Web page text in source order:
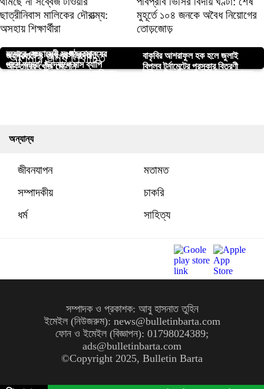
ছাত্রীনিবাস মালিকের দৌরাত্ম্য:
অসহায় শিক্ষার্থীরা
মুহূর্তে ১০৪ জনকে অবৈধ নিয়োগের
তোড়জোড়
আপনার জন্য নির্বাচিত
জয়পুরহাটে ৪ বছর বয়সী রদিয়া
আক্তারের খোঁজ মেলেনি
বাকৃবির আশরাফুল হক হলে জুলাই
বিপ্লব টুর্নামেন্টের পুরস্কার বিতরণী
যশোরে সেচ্ছাসেবী সংগঠন ‘মানুষের
পাশে আমরা’ উদ্যোগে মাস ব্যাপি
বেনাপোল পোর্ট থানার সেকেন্ড অফিসার
ইবিতে আদর্শ সমাজ বিনির্মানে তরুণদের
অন্যান্য
জীবনযাপন
মতামত
সম্পাদকীয়
চাকরি
ধর্ম
সাহিত্য
সম্পাদক ও প্রকাশক: আবু হাসনাত তুহিন
ইমেইল (নিউজরুম): news@bulletinbarta.com
ফোন ও ইমেইল (বিজ্ঞাপন): 01798024389;
ads@bulletinbarta.com
©️Copyright 2025, Bulletin Barta